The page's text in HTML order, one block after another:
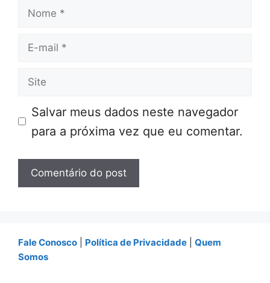
Nome
E-
Site
Salvar meus dados neste navegador
para a próxima vez que eu comentar.
Fale Conosco Política de Privacidade
Quem
Somos